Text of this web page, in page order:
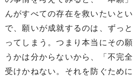
んがすべての存在を救いたいと
で、願いが成就するのは、ずっ
ってしまう。つまり本当にその
うかは分からないから、「不完
受けかねない。それを防ぐため